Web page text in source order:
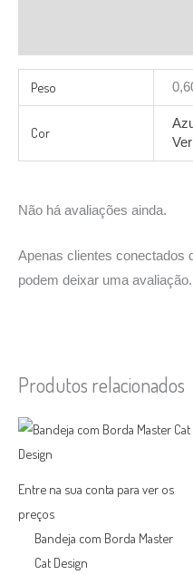
Peso
Cor
Não há avaliações ainda.
Apenas clientes conectados
podem deixar uma avaliação.
Produtos relacionados
Entre na sua conta para ver os
preços
Bandeja com Borda Master
Cat Design